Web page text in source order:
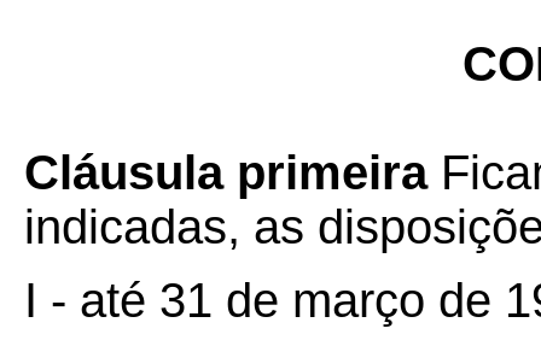
Cláusula primeira
indicadas, as
I - até 31 de março de